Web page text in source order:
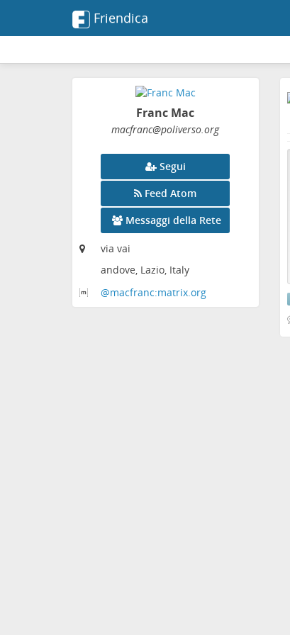
Friendica
Franc Mac
macfranc@poliverso.org
Segui
Feed Atom
Messaggi della Rete
via vai
andove, Lazio, Italy
@macfranc:matrix.org